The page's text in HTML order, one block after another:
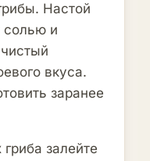
Настой
солью и
вкуса.
заранее
залейте